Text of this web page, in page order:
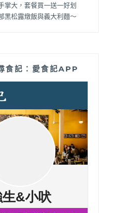
掌大，套餐買一送一好划
黑松露燉飯與義大利麵～
食記：愛食記APP